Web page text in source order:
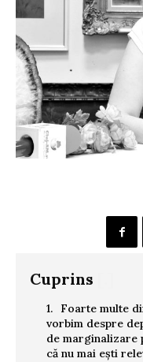
Cuprins
Foarte multe
vorbim despre
de marginalizare
că nu mai ești